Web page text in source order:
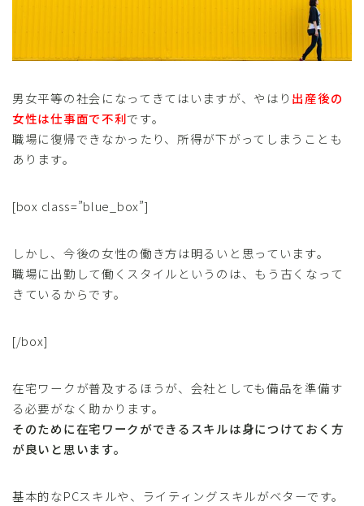
男女平等の社会になってきてはいますが、やはり 出産後の
女性は仕事面で不利です。
職場に復帰できなかったり、所得が下がってしまうことも
あります。
[box class=”blue_box”]
しかし、今後の女性の働き方は明るいと思っています。
職場に出勤して働くスタイルというのは、もう古くなって
きているからです。
[/box]
在宅ワークが普及するほうが、会社としても備品を準備す
る必要がなく助かります。
そのために在宅ワークができるスキルは身につけておく方
が良いと思います。
基本的なPCスキルや、ライティングスキルがベターです。